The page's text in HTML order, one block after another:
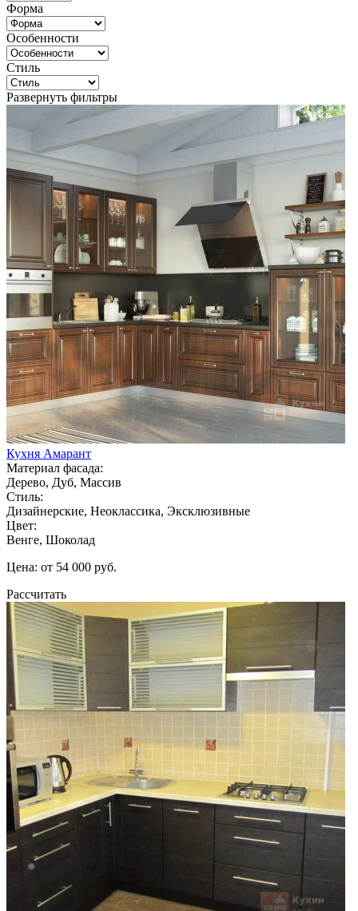
Форма
Особенности
Стиль
Развернуть фильтры
Кухня Амарант
Материал фасада:
Дерево, Дуб, Массив
Стиль:
Дизайнерские, Неоклассика, Эксклюзивные
Цвет:
Венге, Шоколад
Цена: от 54 000 руб.
Рассчитать